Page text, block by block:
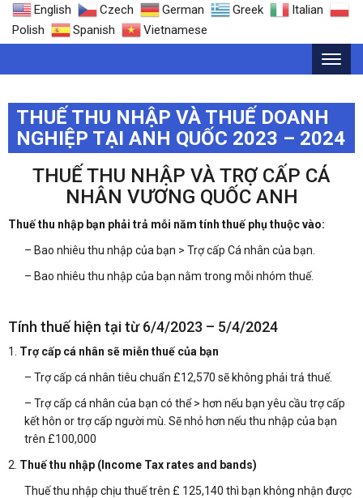
English Czech German Greek
Italian
Polish
Spanish Vietnamese
THUẾ THU NHẬP VÀ THUẾ DOANH
NGHIỆP TẠI ANH QUỐC 2023 – 2024
THUẾ THU NHẬP VÀ TRỢ CẤP CÁ
NHÂN VƯƠNG QUỐC ANH
Thuế thu nhập bạn phải trả mỗi năm tính thuế phụ thuộc vào:
– Bao nhiêu thu nhập của bạn > Trợ cấp Cá nhân của bạn.
– Bao nhiêu thu nhập của bạn nằm trong mỗi nhóm thuế.
Tính thuế hiện tại từ 6/4/2023 – 5/4/2024
1.
Trợ cấp cá nhân sẽ miễn thuế của bạn
– Trợ cấp cá nhân tiêu chuẩn £12,570 sẽ không phải trả thuế.
– Trợ cấp cá nhân của bạn có thể > hơn nếu bạn yêu cầu trợ cấp
kết hôn or trợ cấp người mù. Sẽ nhỏ hơn nếu thu nhập của bạn
trên £100,000
2. Thuế thu nhập (Income Tax rates and bands)
Thuế thu nhập chịu thuế trên £ 125,140 thì bạn không nhận được